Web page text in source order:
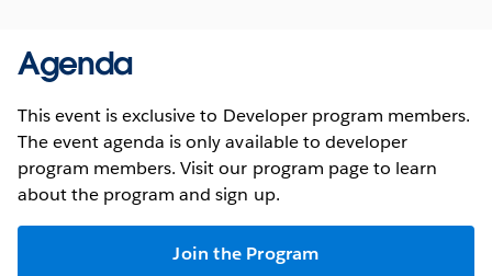
Agenda
This event is exclusive to Developer program members.
The event agenda is only available to developer
program members. Visit our program page to learn
about the program and sign up.
Join the Program